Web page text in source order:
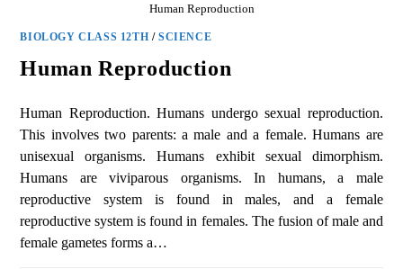
Human Reproduction
BIOLOGY CLASS 12TH /SCIENCE
Human Reproduction
Human Reproduction. Humans undergo sexual reproduction.
This involves two parents: a male and a female. Humans are
unisexual organisms. Humans exhibit sexual dimorphism.
Humans are viviparous organisms. In humans, a male
reproductive system is found in males, and a female
reproductive system is found in females. The fusion of male and
female gametes forms a…